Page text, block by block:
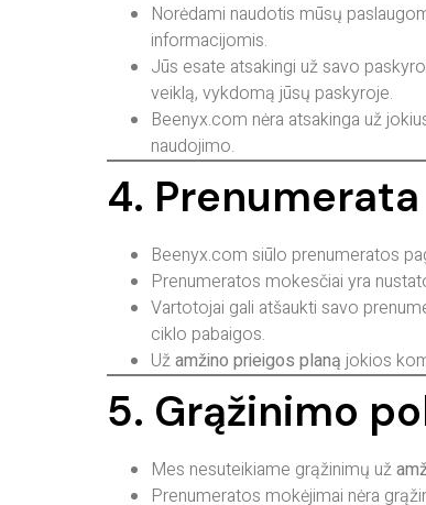
Norėdami naudotis mūsų
informacijomis.
Jūs esate atsakingi už savo
veiklą, vykdomą jūsų paskyroje.
Beenyx.com nėra atsakinga už
naudojimo.
4.
Beenyx.com siūlo prenumeratos
Prenumeratos mokesčiai yra
Vartotojai gali atšaukti savo
ciklo pabaigos.
Užamžino prieigos planą jokios
5. Grąžinimo
Mes nesuteikiame grąžinimų už
Prenumeratos mokėjimai nėra